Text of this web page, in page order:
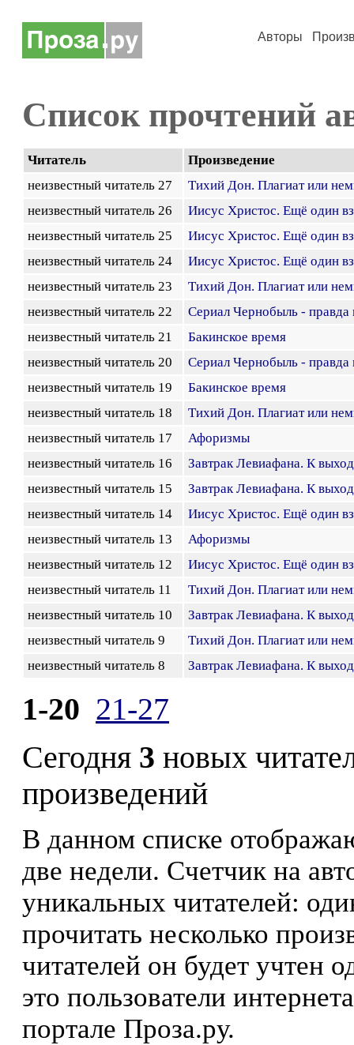
Авторы
Список прочтений
Читатель
Произведение
неизвестный читатель 27
Тихий Дон. Плагиат или
неизвестный читатель 26
Иисус Христос. Ещё один
неизвестный читатель 25
Иисус Христос. Ещё один
неизвестный читатель 24
Иисус Христос. Ещё один
неизвестный читатель 23
Тихий Дон. Плагиат или
неизвестный читатель 22
Сериал Чернобыль - правда
неизвестный читатель 21
Бакинское время
неизвестный читатель 20
Сериал Чернобыль - правда
неизвестный читатель 19
Бакинское время
неизвестный читатель 18
Тихий Дон. Плагиат или
неизвестный читатель 17
Афоризмы
неизвестный читатель 16
Завтрак Левиафана. К
неизвестный читатель 15
Завтрак Левиафана. К
неизвестный читатель 14
Иисус Христос. Ещё один
неизвестный читатель 13
Афоризмы
неизвестный читатель 12
Иисус Христос. Ещё один
неизвестный читатель 11
Тихий Дон. Плагиат или
неизвестный читатель 10
Завтрак Левиафана. К
неизвестный читатель 9
Тихий Дон. Плагиат или
неизвестный читатель 8
Завтрак Левиафана. К
1-20 21-27
Сегодня 3 новых
произведений
В данном списке
две недели. Счетчик на
уникальных читателей:
прочитать несколько
читателей он будет учтен
это пользователи
портале Проза.ру.